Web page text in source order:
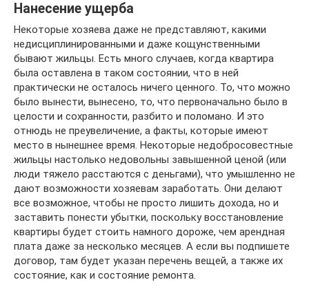
Нанесение ущерба
Некоторые хозяева даже не представляют, какими
недисциплинированными и даже кощунственными
бывают жильцы. Есть много случаев, когда квартира
была оставлена в таком состоянии, что в ней
практически не осталось ничего ценного. То, что можно
было вынести, вынесено, то, что первоначально было в
целости и сохранности, разбито и поломано. И это
отнюдь не преувеличение, а факты, которые имеют
место в нынешнее время. Некоторые недобросовестные
жильцы настолько недовольны завышенной ценой (или
люди тяжело расстаются с деньгами), что умышленно не
дают возможности хозяевам заработать. Они делают
все возможное, чтобы не просто лишить дохода, но и
заставить понести убытки, поскольку восстановление
квартиры будет стоить намного дороже, чем арендная
плата даже за несколько месяцев. А если вы подпишете
договор, там будет указан перечень вещей, а также их
состояние, как и состояние ремонта.